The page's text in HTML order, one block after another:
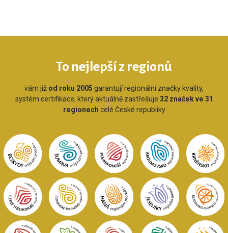
To nejlepší z regionů
vám již od roku 2005 garantují regionální značky kvality,
systém certifikace, který aktuálně zastřešuje 32 značek ve 31
regionech celé České republiky